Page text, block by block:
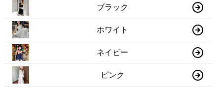
ブラック
ホワイト
ネイビー
ピンク